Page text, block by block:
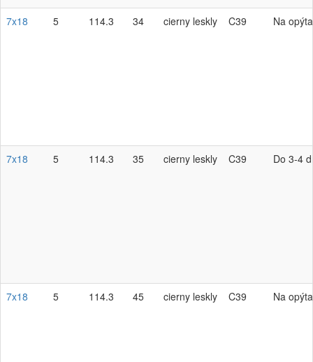
7x18 5 114.3 34 cierny leskly C39 Na
7x18 5 114.3 35 cierny leskly C39 Do 3-4
7x18 5 114.3 45 cierny leskly C39 Na